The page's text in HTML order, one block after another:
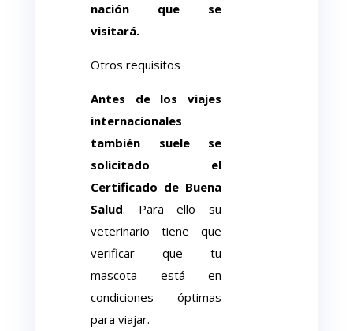
nación que se
visitará.
Otros requisitos
Antes de los viajes
internacionales
también suele se
solicitado el
Certificado de Buena
Salud. Para ello su
veterinario tiene que
verificar que tu
mascota está en
condiciones óptimas
para viajar.